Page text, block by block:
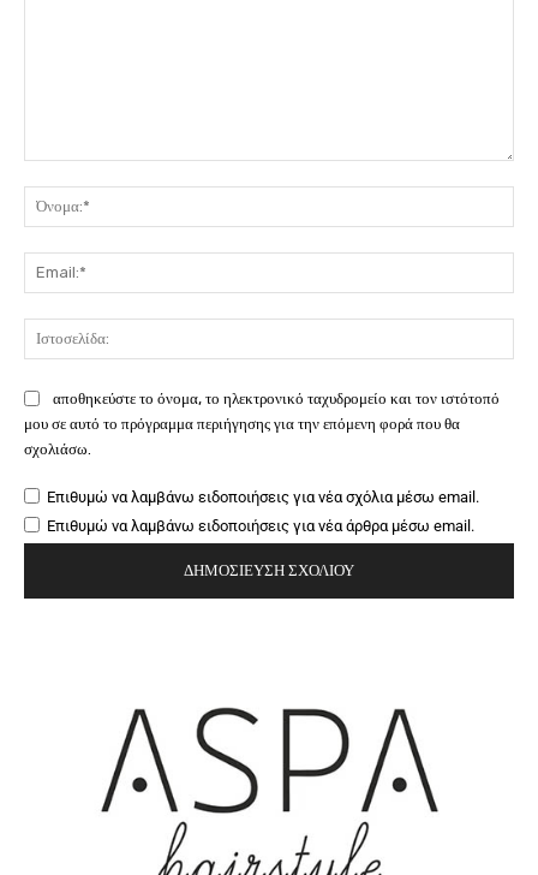
αποθηκεύστε το όνομα, το ηλεκτρονικό ταχυδρομείο και τον ιστότοπό
μου σε αυτό το πρόγραμμα περιήγησης για την επόμενη φορά που θα
σχολιάσω.
Επιθυμώ να λαμβάνω ειδοποιήσεις για νέα σχόλια μέσω email.
Επιθυμώ να λαμβάνω ειδοποιήσεις για νέα άρθρα μέσω email.